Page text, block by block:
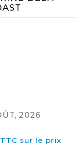
2026
sur le prix